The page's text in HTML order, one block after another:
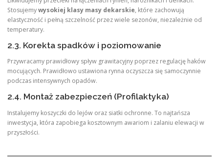
Stosujemywysokiej klasy masy dekarskie, które zachowują
elastyczność i pełną szczelność przez wiele sezonów, niezależnie od
temperatury.
2.3. Korekta spadków i poziomowanie
Przywracamy prawidłowy spływ grawitacyjny poprzez regulację haków
mocujących. Prawidłowo ustawiona rynna oczyszcza się samoczynnie
podczas intensywnych opadów.
2.4. Montaż zabezpieczeń (Profilaktyka)
Instalujemy koszyczki do lejów oraz siatki ochronne. To najtańsza
inwestycja, która zapobiega kosztownym awariom i zalaniu elewacji w
przyszłości.